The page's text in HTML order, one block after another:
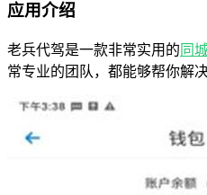
应用介绍
老兵代驾是一款非常实用的 同
常专业的团队，都能够帮你解